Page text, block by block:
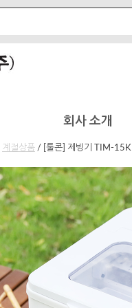
회사 소개
계절상품 / [툴콘] 제빙기 TIM-15K